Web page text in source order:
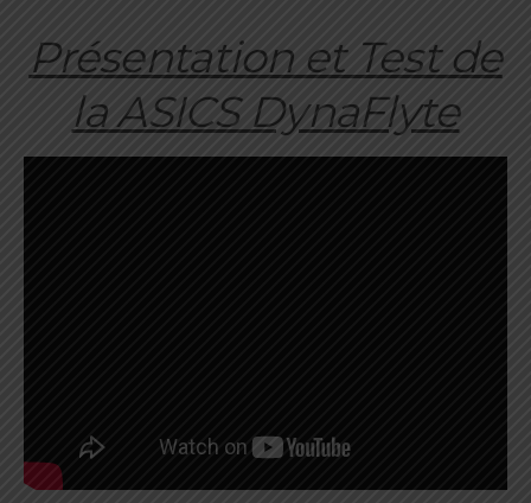
Présentation et Test de
la ASICS DynaFlyte